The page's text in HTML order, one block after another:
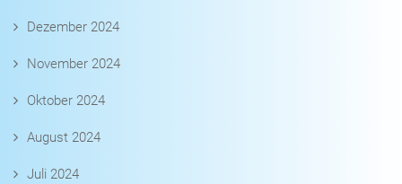
Dezember 2024
November 2024
Oktober 2024
August 2024
Juli 2024